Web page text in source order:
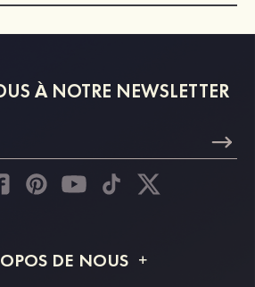
À NOTRE NEWSLETTER
DE NOUS